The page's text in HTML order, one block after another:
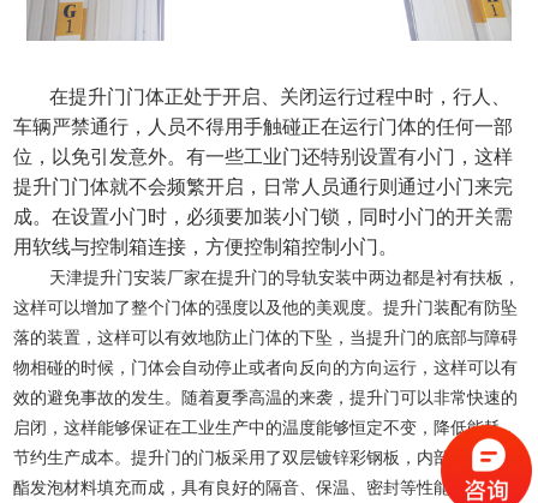
在提升门门体正处于开启、关闭运行过程中时，行人、
车辆严禁通行，人员不得用手触碰正在运行门体的任何一部
位，以免引发意外。有一些工业门还特别设置有小门，这样
提升门门体就不会频繁开启，日常人员通行则通过小门来完
成。在设置小门时，必须要加装小门锁，同时小门的开关需
用软线与控制箱连接，方便控制箱控制小门。
天津提升门安装厂家在提升门的导轨安装中两边都是衬有扶板，
这样可以增加了整个门体的强度以及他的美观度。提升门装配有防坠
落的装置，这样可以有效地防止门体的下坠，当提升门的底部与障碍
物相碰的时候，门体会自动停止或者向反向的方向运行，这样可以有
效的避免事故的发生。随着夏季高温的来袭，提升门可以非常快速的
启闭，这样能够保证在工业生产中的温度能够恒定不变，降低能耗，
节约生产成本。提升门的门板采用了双层镀锌彩钢板，内部辅以聚氨
酯发泡材料填充而成，具有良好的隔音、保温、密封等性能。提升门